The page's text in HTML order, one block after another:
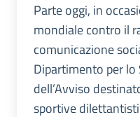
Parte oggi, in
mondiale contro il
comunicazione
Dipartimento per
dell’Avviso
sportive